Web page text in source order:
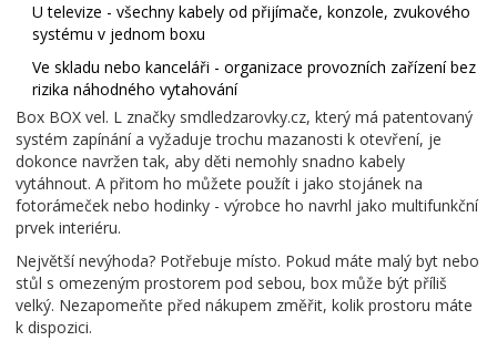
U televize - všechny kabely od přijímače, konzole, zvukového
systému v jednom boxu
Ve skladu nebo kanceláři - organizace provozních zařízení bez
rizika náhodného vytahování
Box BOX vel. L značky smdledzarovky.cz, který má patentovaný
systém zapínání a vyžaduje trochu mazanosti k otevření, je
dokonce navržen tak, aby děti nemohly snadno kabely
vytáhnout. A přitom ho můžete použít i jako stojánek na
fotorámeček nebo hodinky - výrobce ho navrhl jako multifunkční
prvek interiéru.
Největší nevýhoda? Potřebuje místo. Pokud máte malý byt nebo
stůl s omezeným prostorem pod sebou, box může být příliš
velký. Nezapomeňte před nákupem změřit, kolik prostoru máte
k dispozici.